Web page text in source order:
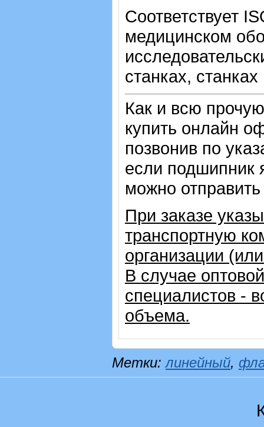
Соответствует
медицинском
станках,
Как и всю
купить онлайн
позвонив по
если подшипник
можно
При заказе
транспортную
организации
В случае
специалистов -
объема.
Метки:линейный,